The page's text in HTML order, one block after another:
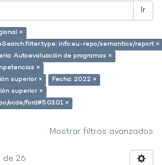
Ir
×
info:eu-repo/semantics/report ×
Autoevaluación de programas ×
×
superior ×
Fecha: 2022 ×
superior ×
ocde/ford#5.03.01 ×
Mostrar filtros avanzados
de 26